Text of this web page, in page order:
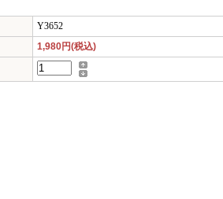
Y3652
1,980円(税込)